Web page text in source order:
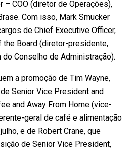
– COO (diretor de Operações),
Com isso, Mark Smucker
de Chief Executive Officer,
the Board (diretor-presidente,
Conselho de Administração).
a promoção de Tim Wayne,
Senior Vice President and
and Away From Home (vice-
geral de café e alimentação
e de Robert Crane, que
de Senior Vice President,